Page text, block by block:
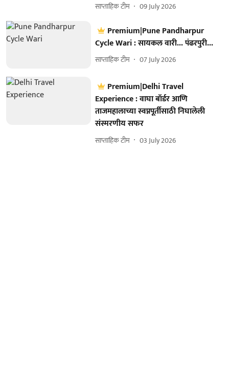
साप्ताहिक टीम 09 July 2026
Premium|Pune Pandharpur
Cycle Wari : सायकल वारी... पंढरपुरी...
साप्ताहिक टीम 07 July 2026
Premium|Delhi Travel
Experience : वाघा बॉर्डर आणि
ताजमहालाच्या स्वप्नपूर्तीसाठी निघालेली
संस्मरणीय सफर
साप्ताहिक टीम 03 July 2026